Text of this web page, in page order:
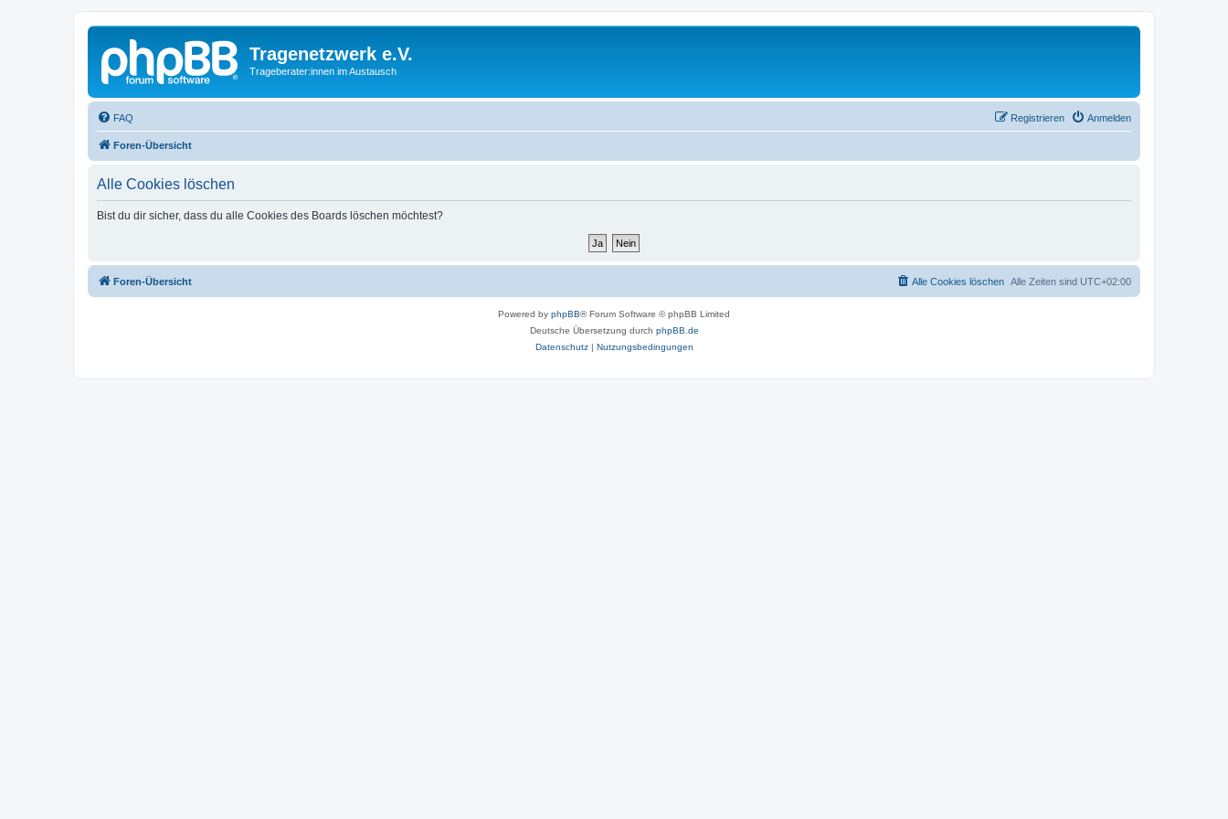
Tragenetzwerk e.V.
Trageberater:innen im Austausch
FAQ Anmelden
Registrieren
Foren-Übersicht
Alle Cookies löschen
Bist du dir sicher, dass du alle Cookies des Boards löschen möchtest?
Foren-Übersicht Alle Zeiten sind UTC+02:00
Alle Cookies löschen
Powered by phpBB® Forum Software © phpBB Limited
Deutsche Übersetzung durch phpBB.de
Datenschutz| Nutzungsbedingungen